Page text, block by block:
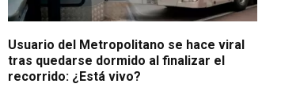
Usuario del Metropolitano se hace viral
tras quedarse dormido al finalizar el
recorrido: ¿Está vivo?